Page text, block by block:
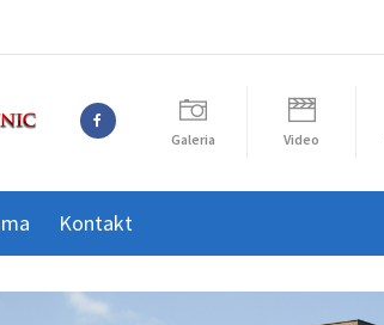
Galeria Video
Kontakt